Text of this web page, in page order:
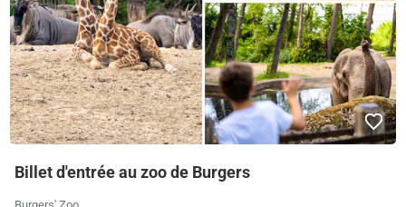
Billet d'entrée au zoo de Burgers